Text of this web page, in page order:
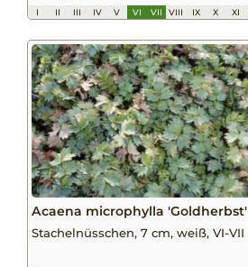
I II III IV V VI VII VIII IX X XI
Acaena microphylla 'Goldherbst'
Stachelnüsschen, 7 cm, weiß, VI-VII